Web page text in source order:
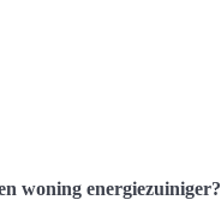
woning energiezuiniger?